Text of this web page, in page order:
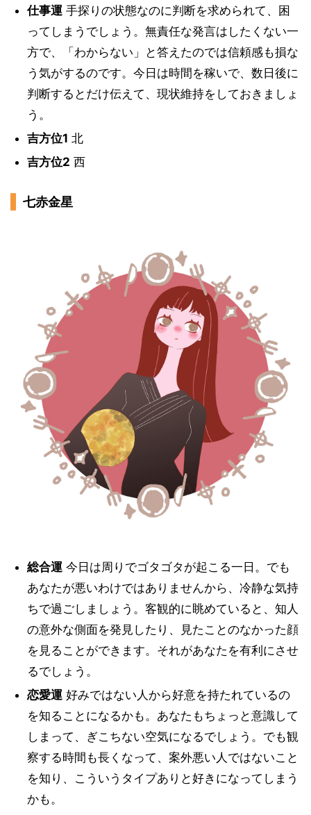
仕事運手探りの状態なのに判断を求められて、困
ってしまうでしょう。無責任な発言はしたくない一
方で、「わからない」と答えたのでは信頼感も損な
う気がするのです。今日は時間を稼いで、数日後に
判断するとだけ伝えて、現状維持をしておきましょ
う。
吉方位1 北
吉方位2 西
七赤金星
総合運今日は周りでゴタゴタが起こる一日。でも
あなたが悪いわけではありませんから、冷静な気持
ちで過ごしましょう。客観的に眺めていると、知人
の意外な側面を発見したり、見たことのなかった顔
を見ることができます。それがあなたを有利にさせ
るでしょう。
恋愛運好みではない人から好意を持たれているの
を知ることになるかも。あなたもちょっと意識して
しまって、ぎこちない空気になるでしょう。でも観
察する時間も長くなって、案外悪い人ではないこと
を知り、こういうタイプありと好きになってしまう
かも。